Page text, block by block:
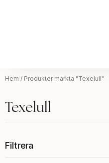
Hem / Produkter märkta ”Texelull”
Texelull
Filtrera